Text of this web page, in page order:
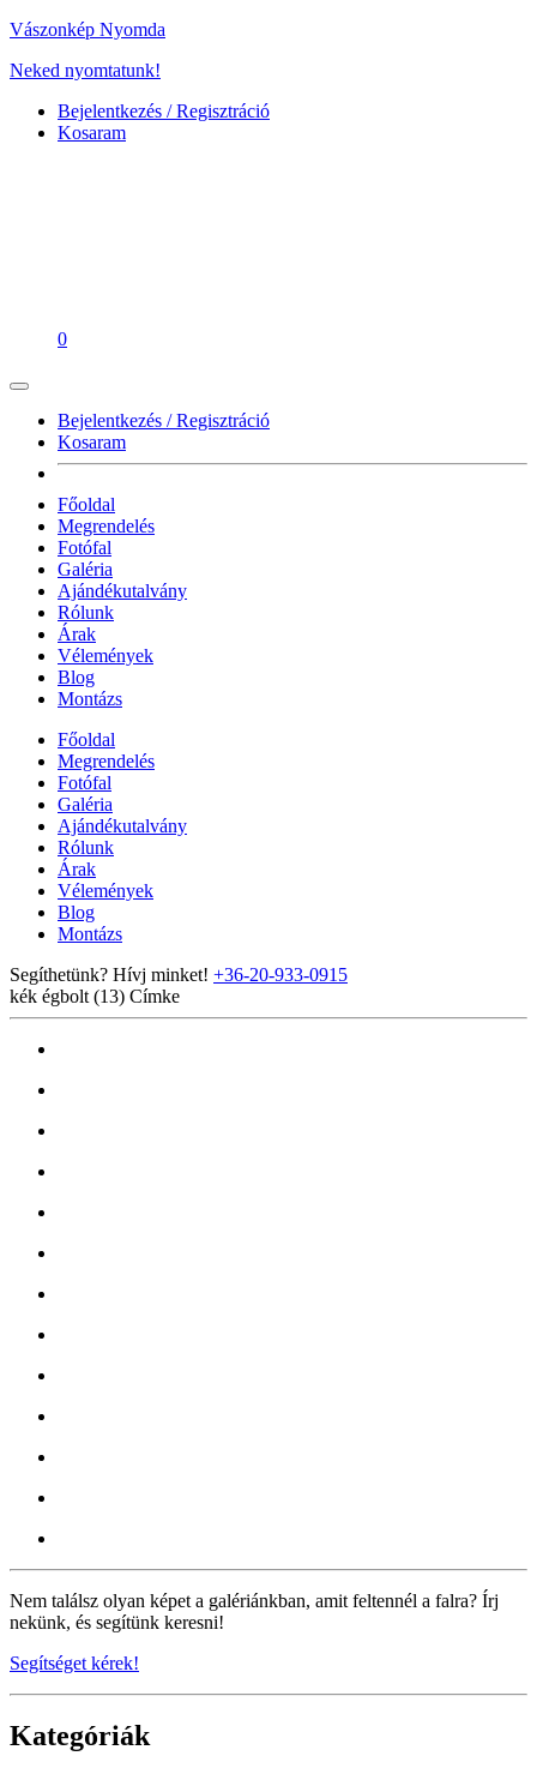
Vászonkép Nyomda
Neked nyomtatunk!
Bejelentkezés / Regisztráció
Kosaram
0
Bejelentkezés / Regisztráció
Kosaram
Főoldal
Megrendelés
Fotófal
Galéria
Ajándékutalvány
Rólunk
Árak
Vélemények
Blog
Montázs
Főoldal
Megrendelés
Fotófal
Galéria
Ajándékutalvány
Rólunk
Árak
Vélemények
Blog
Montázs
Segíthetünk? Hívj minket! +36-20-933-0915
kék égbolt (13) Címke
Nem találsz olyan képet a galériánkban, amit feltennél a falra? Írj
nekünk, és segítünk keresni!
Segítséget kérek!
Kategóriák